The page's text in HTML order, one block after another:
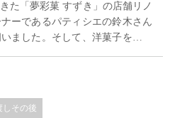
た「夢彩菓 すずき」の店舗リノ
ーであるパティシエの鈴木さん
ました。そして、洋菓子をつく
しその後